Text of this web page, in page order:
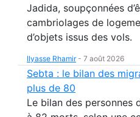
Jadida, soupçonnées
cambriolages de
d’objets issus des vols.
Ilyasse Rhamir- 7 août 2026
Sebta : le bilan des
plus de 80
Le bilan des personnes